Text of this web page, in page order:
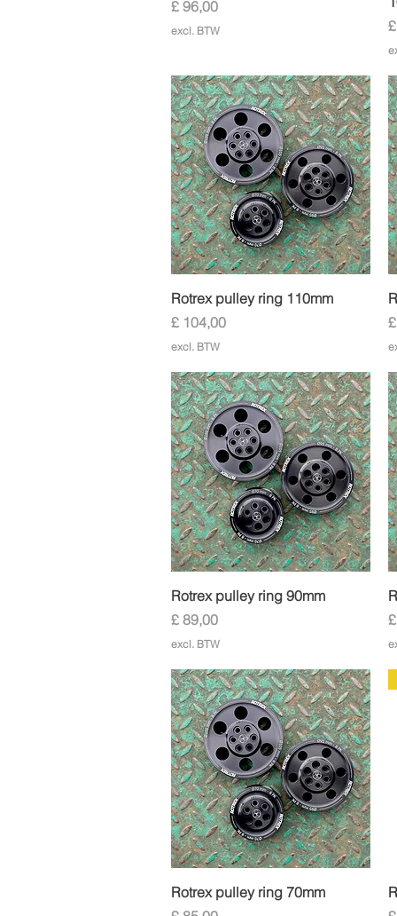
Prijs
£ 96,00
excl. BTW
Snel overzicht
Rotrex pulley ring 110mm
Prijs
£ 104,00
excl. BTW
Snel overzicht
Rotrex pulley ring 90mm
Prijs
£ 89,00
excl. BTW
Snel overzicht
Rotrex pulley ring 70mm